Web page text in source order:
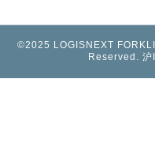
©2025 LOGISNEXT
Reserved.